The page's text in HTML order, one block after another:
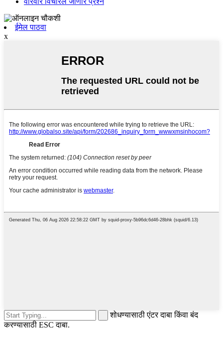
ईमेल पाठवा
x
शोधण्यासाठी एंटर दाबा किंवा बंद
करण्यासाठी ESC दाबा.